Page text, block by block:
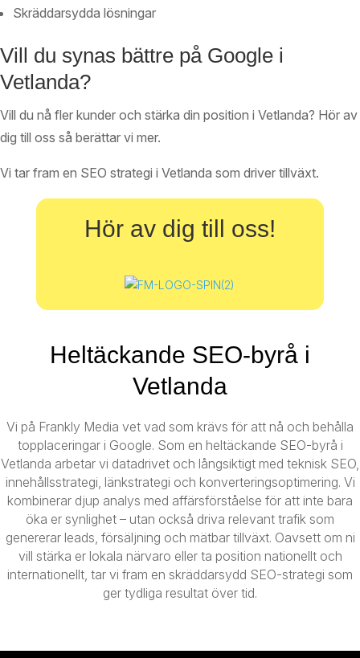
Skräddarsydda lösningar
Vill du synas bättre på Google i
Vetlanda?
Vill du nå fler kunder och stärka din position i Vetlanda? Hör av
dig till oss så berättar vi mer.
Vi tar fram en SEO strategi i Vetlanda som driver tillväxt.
Hör av dig till oss!
Heltäckande SEO-byrå i
Vetlanda
Vi på Frankly Media vet vad som krävs för att nå och behålla
topplaceringar i Google. Som en heltäckande SEO-byrå i
Vetlanda arbetar vi datadrivet och långsiktigt med teknisk SEO,
innehållsstrategi, länkstrategi och konverteringsoptimering. Vi
kombinerar djup analys med affärsförståelse för att inte bara
öka er synlighet – utan också driva relevant trafik som
genererar leads, försäljning och mätbar tillväxt. Oavsett om ni
vill stärka er lokala närvaro eller ta position nationellt och
internationellt, tar vi fram en skräddarsydd SEO-strategi som
ger tydliga resultat över tid.